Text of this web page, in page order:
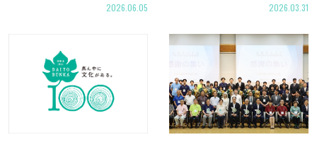
2026.06.05 2026.03.31
詳細